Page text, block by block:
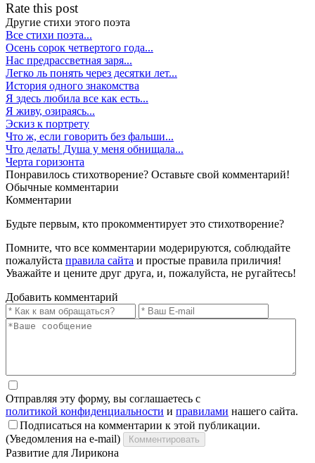
Rate this post
Другие стихи этого поэта
Все стихи поэта...
Осень сорок четвертого года...
Нас предрассветная заря...
Легко ль понять через десятки лет...
История одного знакомства
Я здесь любила все как есть...
Я живу, озираясь...
Эскиз к портрету
Что ж, если говорить без фальши...
Что делать! Душа у меня обнищала...
Черта горизонта
Понравилось стихотворение? Оставьте свой комментарий!
Обычные комментарии
Комментарии
Будьте первым, кто прокомментирует это стихотворение?
Помните, что все комментарии модерируются, соблюдайте
пожалуйста правила сайта и простые правила приличия!
Уважайте и цените друг друга, и, пожалуйста, не ругайтесь!
Добавить комментарий
Отправляя эту форму, вы соглашаетесь с
политикой конфиденциальности и правилами нашего сайта.
Подписаться на комментарии к этой публикации.
(Уведомления на e-mail)
Комментировать
Развитие для Лирикона